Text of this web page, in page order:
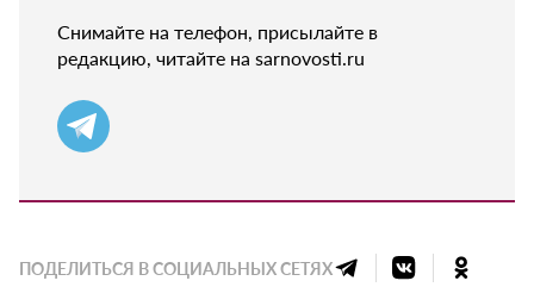
Снимайте на телефон, присылайте в
редакцию, читайте на sarnovosti.ru
ПОДЕЛИТЬСЯ В СОЦИАЛЬНЫХ СЕТЯХ